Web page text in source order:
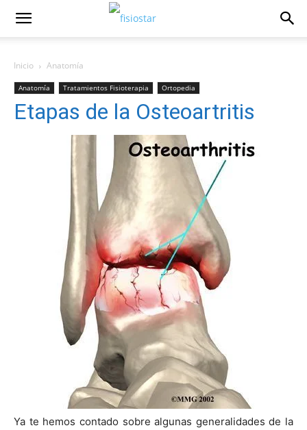
Inicio Anatomí­a
Anatomí­a Tratamientos Fisioterapia Ortopedia
Etapas de la Osteoartritis
Ya te hemos contado sobre algunas generalidades de la